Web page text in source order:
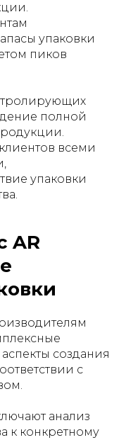
упаковки
пиков
полной
всеми
упаковки
AR
создания
с
анализ
к конкретному